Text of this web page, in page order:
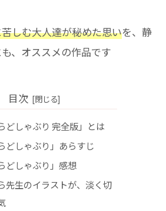
しむ大人達が秘めた思いを、静
、オススメの作品です
目次
どしゃぶり 完全版」とは
どしゃぶり」あらすじ
どしゃぶり」感想
先生のイラストが、淡く切